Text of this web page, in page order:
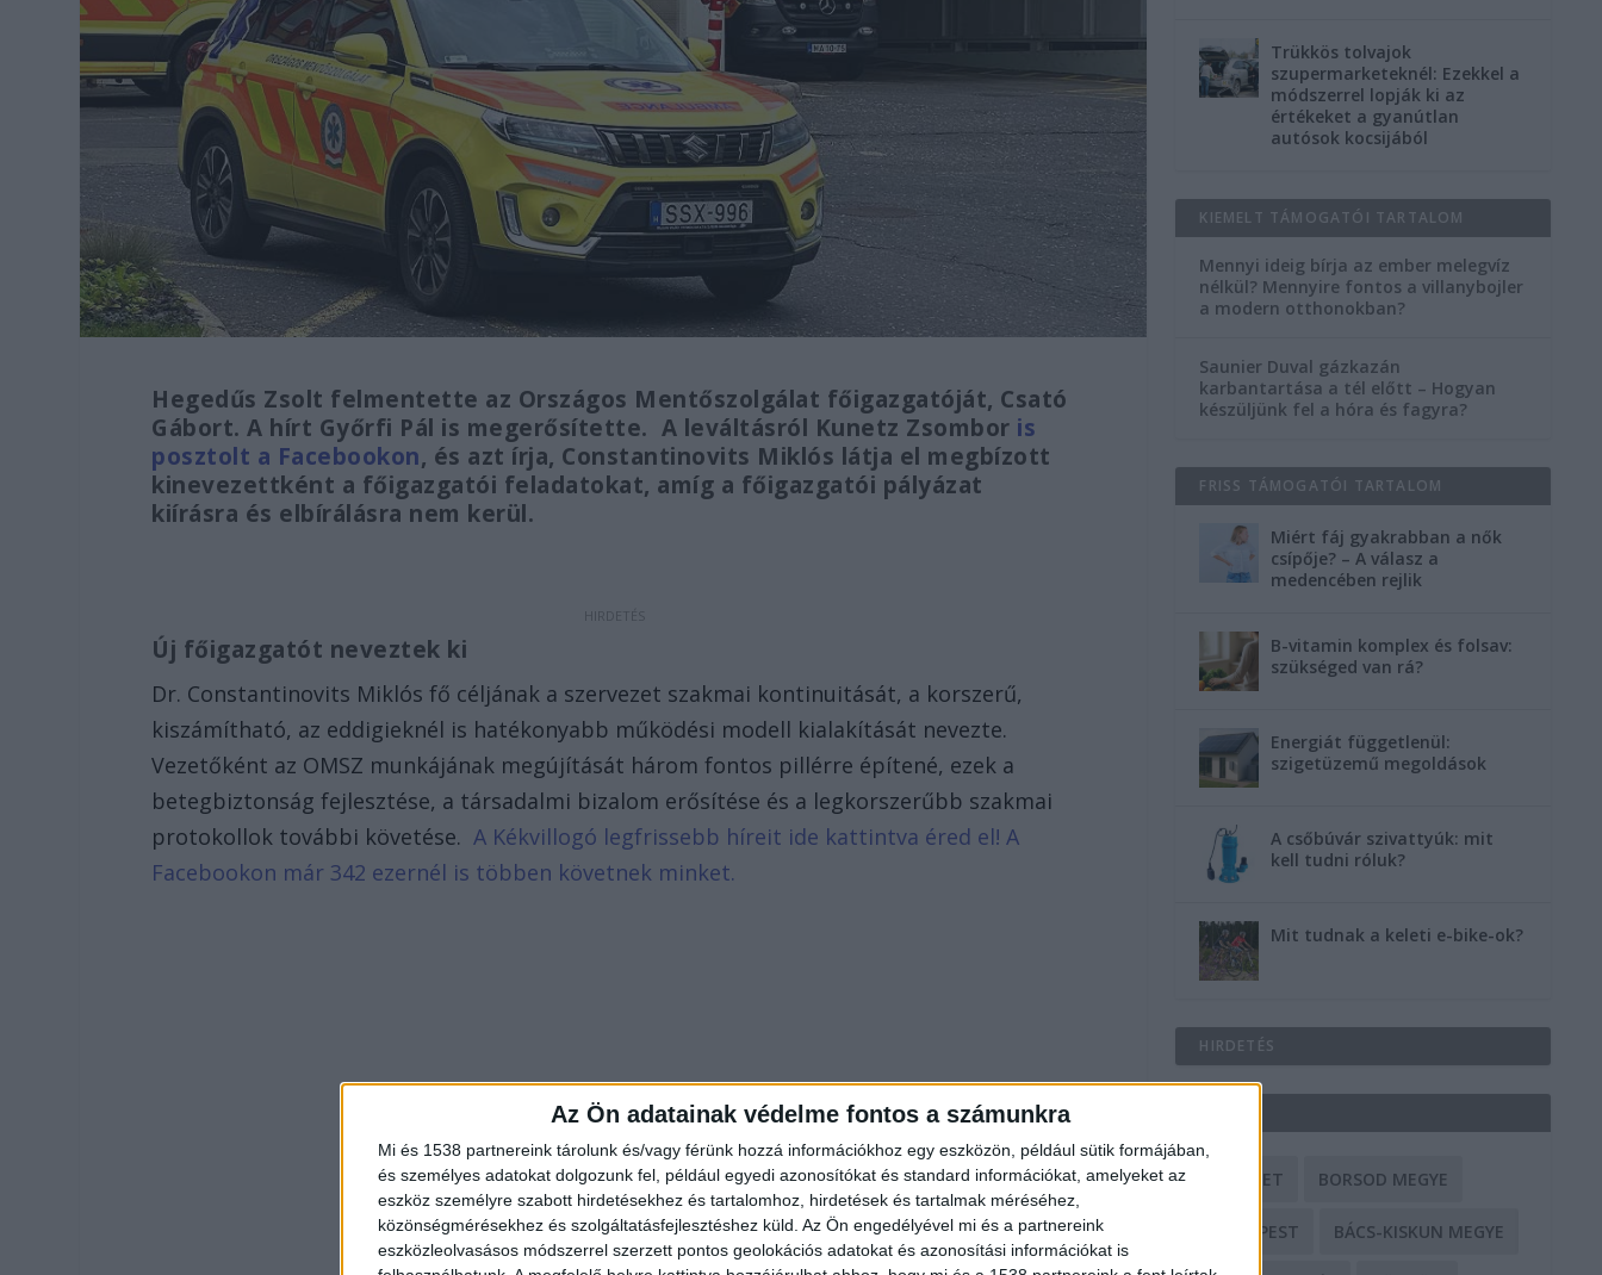
Az Ön adatainak védelme fontos a számunkra
Mi és 1538 partnereink tárolunk és/vagy férünk hozzá információkhoz egy eszközön, például sütik formájában,
és személyes adatokat dolgozunk fel, például egyedi azonosítókat és standard információkat, amelyeket az
eszköz személyre szabott hirdetésekhez és tartalomhoz, hirdetések és tartalmak méréséhez,
közönségmérésekhez és szolgáltatásfejlesztéshez küld. Az Ön engedélyével mi és a partnereink
eszközleolvasásos módszerrel szerzett pontos geolokációs adatokat és azonosítási információkat is
Hegedűs Zsolt felmentette az Országos Mentőszolgálat főigazgatóját, Csató
Gábort. A hírt Győrfi Pál is megerősítette. A leváltásról Kunetz Zsombor is
posztolt a Facebookon, és azt írja, Constantinovits Miklós látja el megbízott
kinevezettként a főigazgatói feladatokat, amíg a főigazgatói pályázat
kiírásra és elbírálásra nem kerül.
Új főigazgatót neveztek ki
Dr. Constantinovits Miklós fő céljának a szervezet szakmai kontinuitását, a korszerű,
kiszámítható, az eddigieknél is hatékonyabb működési modell kialakítását nevezte.
Vezetőként az OMSZ munkájának megújítását három fontos pillérre építené, ezek a
betegbiztonság fejlesztése, a társadalmi bizalom erősítése és a legkorszerűbb szakmai
protokollok további követése.A Kékvillogó legfrissebb híreit ide kattintva éred el! A
Facebookon már 342 ezernél is többen követnek minket.
Trükkös tolvajok
szupermarketeknél: Ezekkel a
módszerrel lopják ki az
értékeket a gyanútlan
autósok kocsijából
KIEMELT TÁMOGATÓI TARTALOM
Mennyi ideig bírja az ember melegvíz
nélkül? Mennyire fontos a villanybojler
a modern otthonokban?
Saunier Duval gázkazán
karbantartása a tél előtt – Hogyan
készüljünk fel a hóra és fagyra?
FRISS TÁMOGATÓI TARTALOM
Miért fáj gyakrabban a nők
csípője? – A válasz a
medencében rejlik
B-vitamin komplex és folsav:
szükséged van rá?
Energiát függetlenül:
szigetüzemű megoldások
A csőbúvár szivattyúk: mit
kell tudni róluk?
Mit tudnak a keleti e-bike-ok?
HIRDETÉS
BALESET BORSOD MEGYE
BUDAPEST BÁCS-KISKUN MEGYE